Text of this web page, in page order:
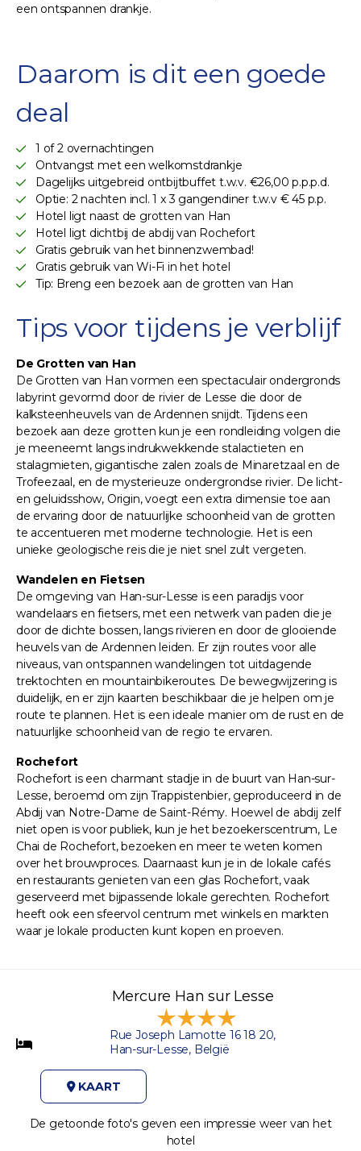
een ontspannen drankje.
Daarom is dit een goede
deal
1 of 2 overnachtingen
Ontvangst met een welkomstdrankje
Dagelijks uitgebreid ontbijtbuffet t.w.v. €26,00 p.p.p.d.
Optie: 2 nachten incl. 1 x 3 gangendiner t.w.v € 45 p.p.
Hotel ligt naast de grotten van Han
Hotel ligt dichtbij de abdij van Rochefort
Gratis gebruik van het binnenzwembad!
Gratis gebruik van Wi-Fi in het hotel
Tip: Breng een bezoek aan de grotten van Han
Tips voor tijdens je verblijf
De Grotten van Han
De Grotten van Han vormen een spectaculair ondergronds
labyrint gevormd door de rivier de Lesse die door de
kalksteenheuvels van de Ardennen snijdt. Tijdens een
bezoek aan deze grotten kun je een rondleiding volgen die
je meeneemt langs indrukwekkende stalactieten en
stalagmieten, gigantische zalen zoals de Minaretzaal en de
Trofeezaal, en de mysterieuze ondergrondse rivier. De licht-
en geluidsshow, Origin, voegt een extra dimensie toe aan
de ervaring door de natuurlijke schoonheid van de grotten
te accentueren met moderne technologie. Het is een
unieke geologische reis die je niet snel zult vergeten.
Wandelen en Fietsen
De omgeving van Han-sur-Lesse is een paradijs voor
wandelaars en fietsers, met een netwerk van paden die je
door de dichte bossen, langs rivieren en door de glooiende
heuvels van de Ardennen leiden. Er zijn routes voor alle
niveaus, van ontspannen wandelingen tot uitdagende
trektochten en mountainbikeroutes. De bewegwijzering is
duidelijk, en er zijn kaarten beschikbaar die je helpen om je
route te plannen. Het is een ideale manier om de rust en de
natuurlijke schoonheid van de regio te ervaren.
Rochefort
Rochefort is een charmant stadje in de buurt van Han-sur-
Lesse, beroemd om zijn Trappistenbier, geproduceerd in de
Abdij van Notre-Dame de Saint-Rémy. Hoewel de abdij zelf
niet open is voor publiek, kun je het bezoekerscentrum, Le
Chai de Rochefort, bezoeken en meer te weten komen
over het brouwproces. Daarnaast kun je in de lokale cafés
en restaurants genieten van een glas Rochefort, vaak
geserveerd met bijpassende lokale gerechten. Rochefort
heeft ook een sfeervol centrum met winkels en markten
waar je lokale producten kunt kopen en proeven.
Mercure Han sur Lesse
Rue Joseph Lamotte 16 18 20,
Han-sur-Lesse, België
KAART
De getoonde foto's geven een impressie weer van het
hotel